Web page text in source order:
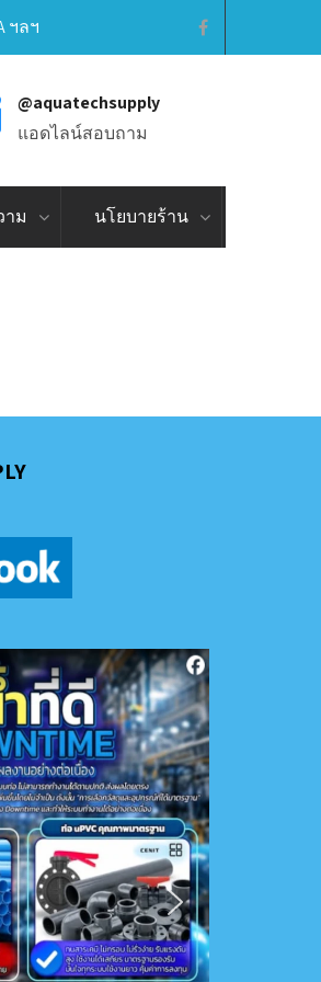
ฯลฯ
@aquatechsupply
แอดไลน์สอบถาม
ม นโยบายร้าน